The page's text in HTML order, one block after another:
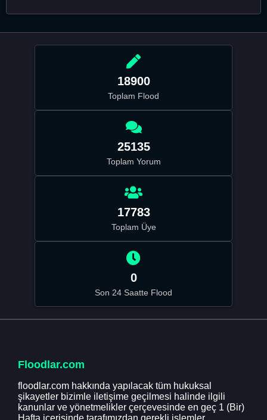
18900
Toplam Flood
25135
Toplam Yorum
17783
Toplam Üye
0
Son 24 Saatte Flood
Floodlar.com
floodlar.com hakkında yapılacak tüm hukuksal
şikayetler bizimle iletişime geçilmesi halinde ilgili
kanunlar ve yönetmelikler çerçevesinde en geç 1 (Bir)
Hafta içerisinde tarafımızdan gerekli işlemler